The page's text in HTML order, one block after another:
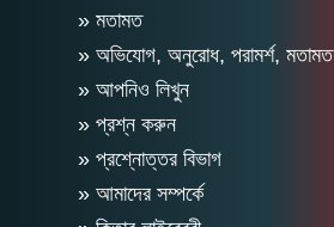
» মতামত
» অভিযোগ, অনুরোধ, পরামর্শ, মতামত
» আপনিও লিখুন
» প্রশ্ন করুন
» প্রশ্নোত্তর বিভাগ
» আমাদের সম্পর্কে